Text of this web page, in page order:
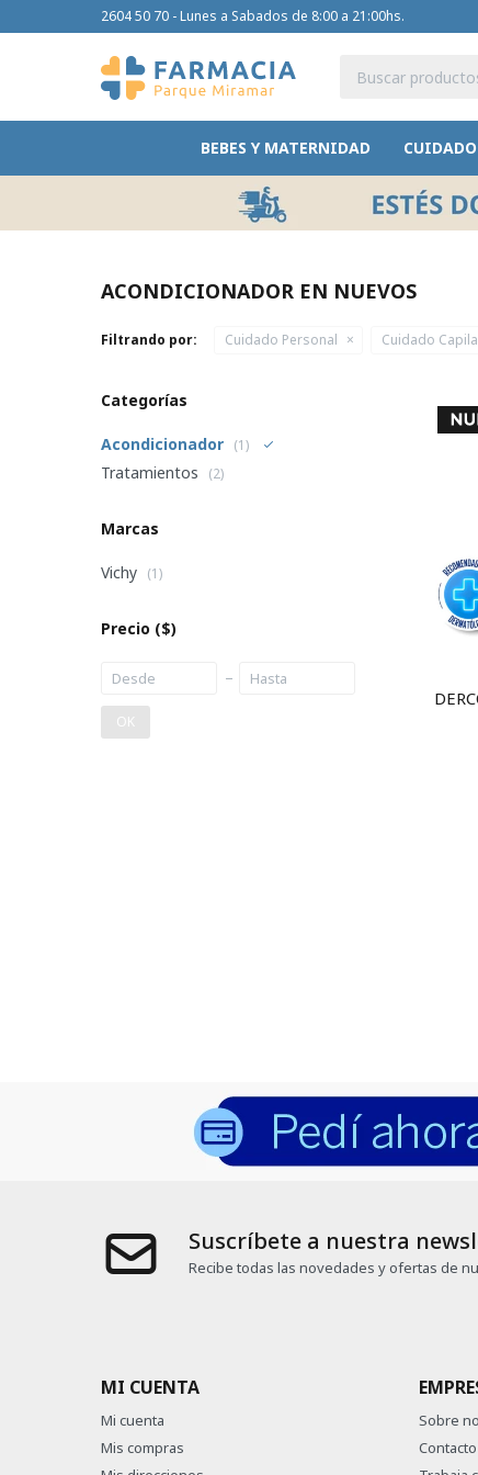
BEBES Y MATERNIDAD
2604 50 70 - Lunes a Sabados de 8:00 a 21:00hs.
ACONDICIONADOR EN NUEVOS
Filtrando por: Cuidado Personal Cuidado
Categorías
Acondicionador (1)
Tratamientos (2)
Marcas
Vichy (1)
Precio ($)
OK
Suscríbete a nuestra
Recibe todas las novedades y ofertas de
MI CUENTA
Mi cuenta
Mis compras
Sobre
Contacto